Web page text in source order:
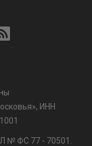
ИНН
№ ФС 77 - 70501.